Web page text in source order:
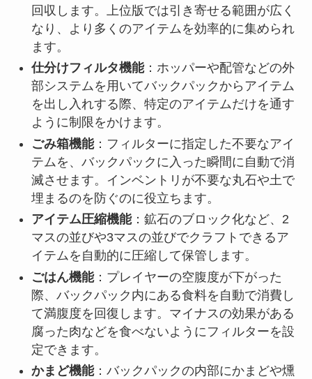
回収します。上位版では引き寄せる範囲が広く
なり、より多くのアイテムを効率的に集められ
ます。
仕分けフィルタ機能：ホッパーや配管などの外
部システムを用いてバックパックからアイテム
を出し入れする際、特定のアイテムだけを通す
ように制限をかけます。
ごみ箱機能：フィルターに指定した不要なアイ
テムを、バックパックに入った瞬間に自動で消
滅させます。インベントリが不要な丸石や土で
埋まるのを防ぐのに役立ちます。
アイテム圧縮機能：鉱石のブロック化など、2
マスの並びや3マスの並びでクラフトできるア
イテムを自動的に圧縮して保管します。
ごはん機能：プレイヤーの空腹度が下がった
際、バックパック内にある食料を自動で消費し
て満腹度を回復します。マイナスの効果がある
腐った肉などを食べないようにフィルターを設
定できます。
かまど機能：バックパックの内部にかまどや燻